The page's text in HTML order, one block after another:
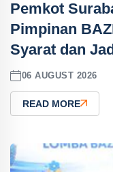
Pemkot
Pimpinan
Syarat dan
06 AUGUST 2026
READ MORE